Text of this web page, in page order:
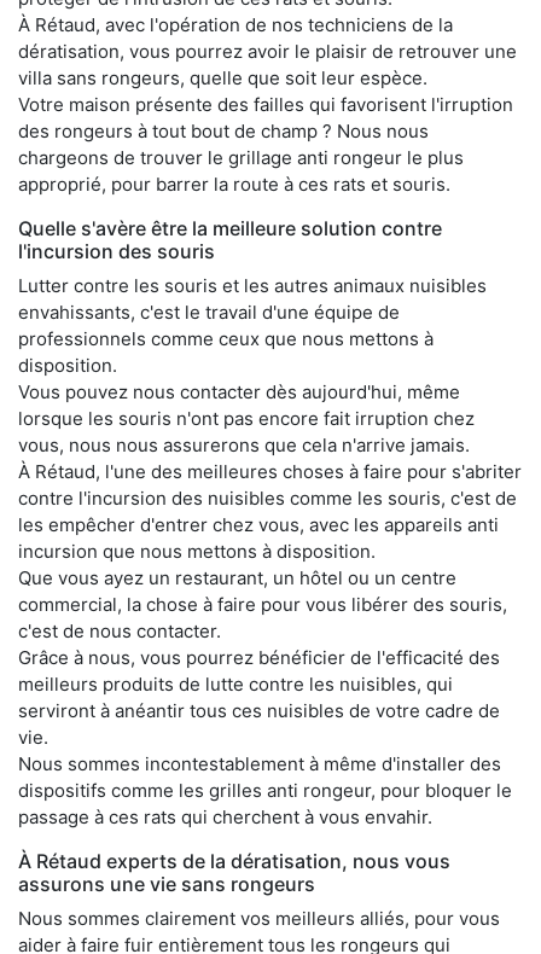
À Rétaud, avec l'opération de nos techniciens de la
dératisation, vous pourrez avoir le plaisir de retrouver une
villa sans rongeurs, quelle que soit leur espèce.
Votre maison présente des failles qui favorisent l'irruption
des rongeurs à tout bout de champ ? Nous nous
chargeons de trouver le grillage anti rongeur le plus
approprié, pour barrer la route à ces rats et souris.
Quelle s'avère être la meilleure solution contre
l'incursion des souris
Lutter contre les souris et les autres animaux nuisibles
envahissants, c'est le travail d'une équipe de
professionnels comme ceux que nous mettons à
disposition.
Vous pouvez nous contacter dès aujourd'hui, même
lorsque les souris n'ont pas encore fait irruption chez
vous, nous nous assurerons que cela n'arrive jamais.
À Rétaud, l'une des meilleures choses à faire pour s'abriter
contre l'incursion des nuisibles comme les souris, c'est de
les empêcher d'entrer chez vous, avec les appareils anti
incursion que nous mettons à disposition.
Que vous ayez un restaurant, un hôtel ou un centre
commercial, la chose à faire pour vous libérer des souris,
c'est de nous contacter.
Grâce à nous, vous pourrez bénéficier de l'efficacité des
meilleurs produits de lutte contre les nuisibles, qui
serviront à anéantir tous ces nuisibles de votre cadre de
vie.
Nous sommes incontestablement à même d'installer des
dispositifs comme les grilles anti rongeur, pour bloquer le
passage à ces rats qui cherchent à vous envahir.
À Rétaud experts de la dératisation, nous vous
assurons une vie sans rongeurs
Nous sommes clairement vos meilleurs alliés, pour vous
aider à faire fuir entièrement tous les rongeurs qui